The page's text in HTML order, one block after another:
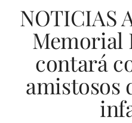
NOTICIAS
Memorial
contará
amistosos